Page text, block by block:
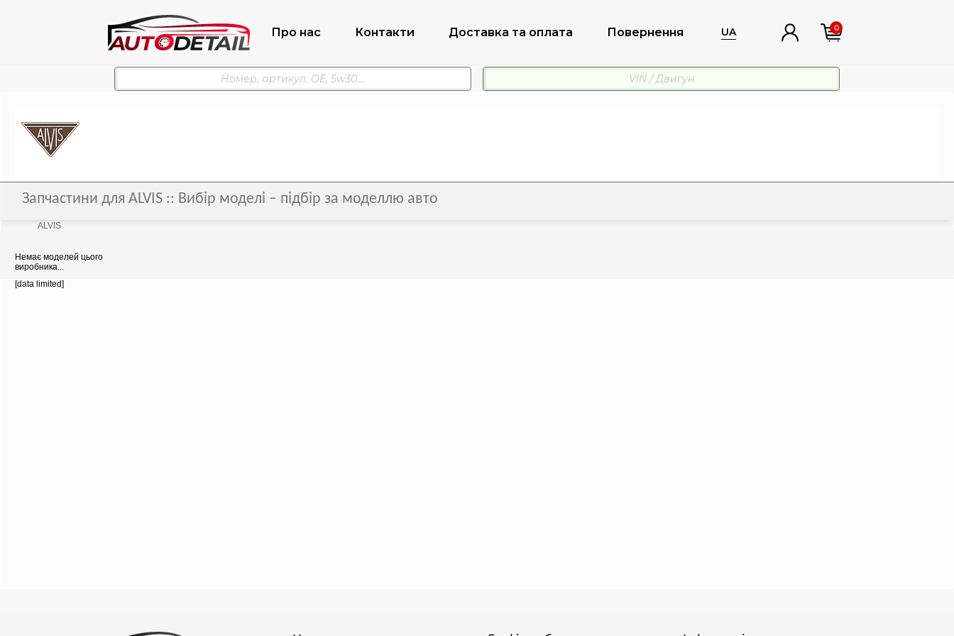
Про нас Контакти Доставка та оплата Повернення UA 0
Запчастини для ALVIS :: Вибір моделі – підбір за моделлю авто
ALVIS
Немає моделей цього
виробника...
[data limited]